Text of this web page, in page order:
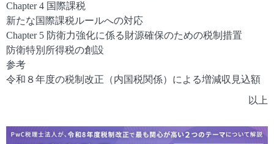
Chapter 4 国際課税
新たな国際課税ルールへの対応
Chapter 5 防衛力強化に係る財源確保のための税制措置
防衛特別所得税の創設
参考
令和８年度の税制改正（内国税関係）による増減収見込額
以上